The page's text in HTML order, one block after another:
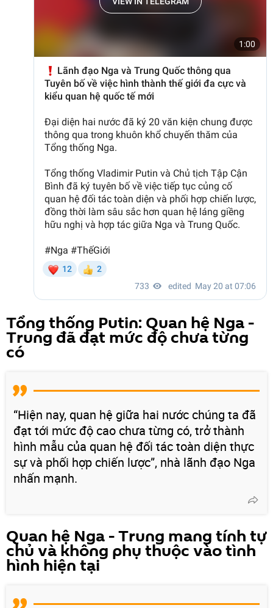
Tổng thống Putin: Quan hệ Nga -
Trung đã đạt mức độ chưa từng
có
“Hiện nay, quan hệ giữa hai nước chúng ta đã
đạt tới mức độ cao chưa từng có, trở thành
hình mẫu của quan hệ đối tác toàn diện thực
sự và phối hợp chiến lược”, nhà lãnh đạo Nga
nhấn mạnh.
Quan hệ Nga - Trung mang tính tự
chủ và không phụ thuộc vào tình
hình hiện tại